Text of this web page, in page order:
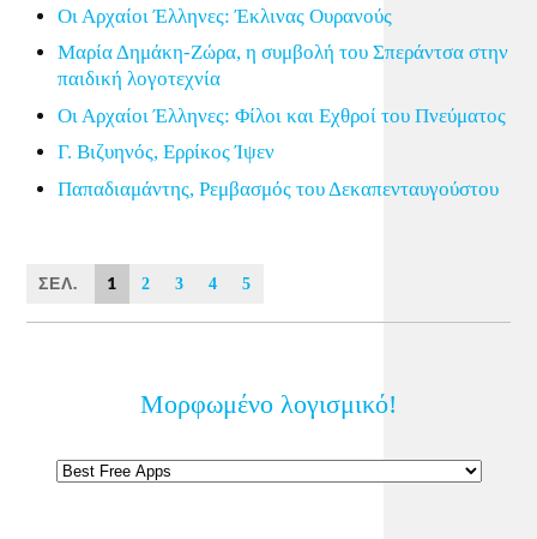
Οι Αρχαίοι Έλληνες: Έκλινας Ουρανούς
Μαρία Δημάκη-Ζώρα, η συμβολή του Σπεράντσα στην
παιδική λογοτεχνία
Οι Αρχαίοι Έλληνες: Φίλοι και Εχθροί του Πνεύματος
Γ. Βιζυηνός, Ερρίκος Ίψεν
Παπαδιαμάντης, Ρεμβασμός του Δεκαπενταυγούστου
ΣΕΛ. 1 2 3 4 5
Μορφωμένο λογισμικό!